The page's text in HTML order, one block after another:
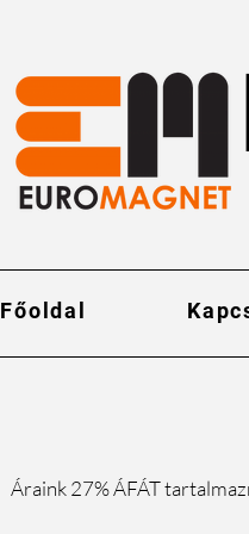
Főoldal
Áraink 27% ÁFÁT